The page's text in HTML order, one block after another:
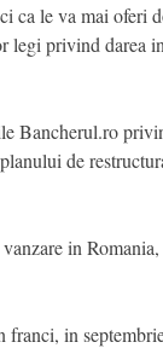
ca le va mai oferi
legi privind darea
Bancherul.ro
de
in
in